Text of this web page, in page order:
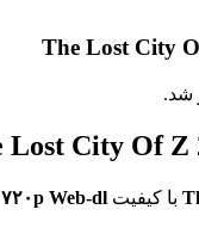
شد.
با کیفیت ۷۲۰p Web-dl